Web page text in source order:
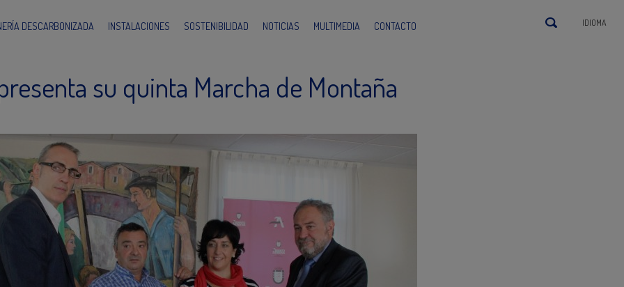
DESCARBONIZADA INSTALACIONES SOSTENIBILIDAD NOTICIAS MULTIMEDIA CONTACTO IDIOMA
su quinta Marcha de Montaña